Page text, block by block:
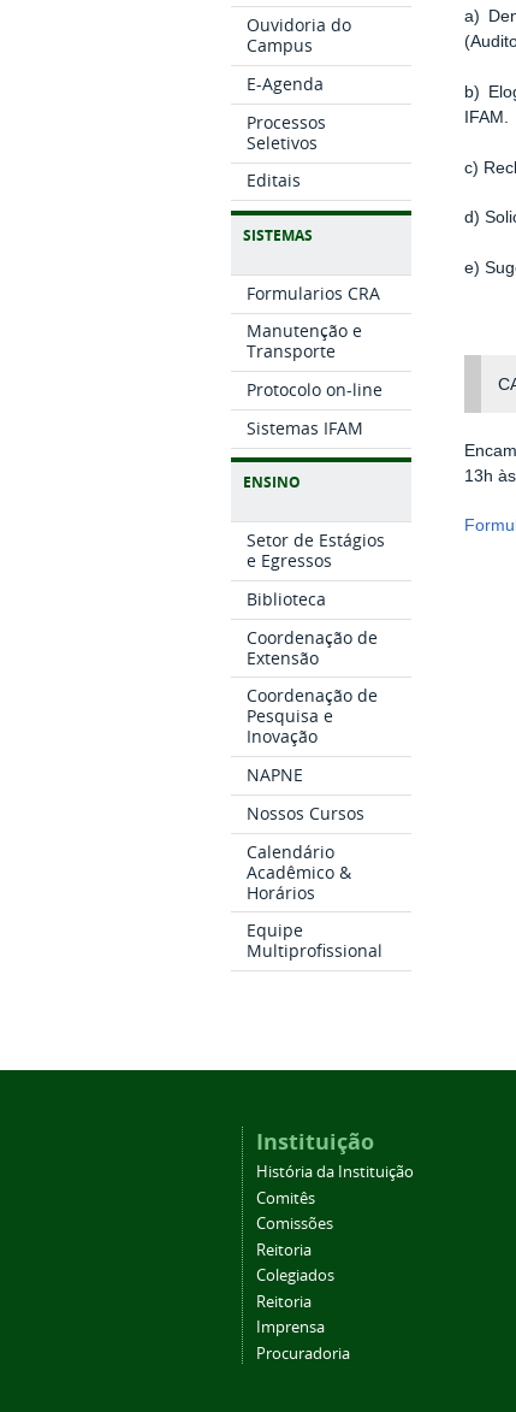
Ouvidoria do
Campus
E-Agenda
Processos
Seletivos
Editais
SISTEMAS
Formularios CRA
Manutenção e
Transporte
Protocolo on-line
Sistemas IFAM
ENSINO
Setor de Estágios
e Egressos
Biblioteca
Coordenação de
Extensão
Coordenação de
Pesquisa e
Inovação
NAPNE
Nossos Cursos
Calendário
Acadêmico &
Horários
Equipe
Multiprofissional
a)
b)
IFAM.
c)
d)
e)
13h
Instituição
História da Instituição
Comitês
Comissões
Reitoria
Colegiados
Reitoria
Imprensa
Procuradoria